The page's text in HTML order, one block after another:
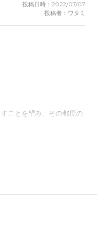
と思います
投稿日時：2022/07/07
投稿者：ワタミ
ことを望み、その都度の
を覚えることが無い雰囲